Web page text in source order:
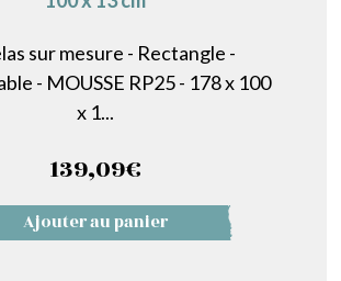
sur mesure - Rectangle -
- MOUSSE RP25 - 178 x 100
x 1...
139,09€
Ajouter au panier